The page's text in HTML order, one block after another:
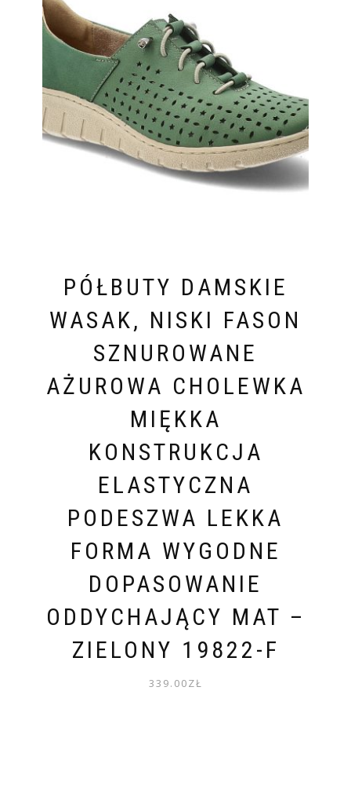
PÓŁBUTY DAMSKIE
WASAK, NISKI FASON
SZNUROWANE
AŻUROWA CHOLEWKA
MIĘKKA
KONSTRUKCJA
ELASTYCZNA
PODESZWA LEKKA
FORMA WYGODNE
DOPASOWANIE
ODDYCHAJĄCY MAT –
ZIELONY 19822-F
339.00ZŁ